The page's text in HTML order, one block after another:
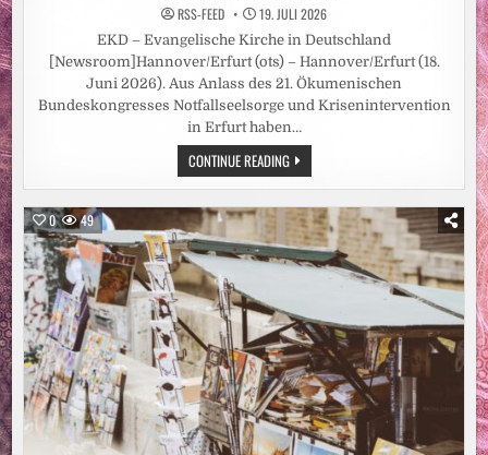
RSS-FEED 19. JULI 2026
EKD – Evangelische Kirche in Deutschland
[Newsroom]Hannover/Erfurt (ots) – Hannover/Erfurt (18.
Juni 2026). Aus Anlass des 21. Ökumenischen
Bundeskongresses Notfallseelsorge und Krisenintervention
in Erfurt haben…
CONTINUE READING32.000
EINSÄTZE
PRO
EVANGELISCHE
UND
KATHOLISCHE
KIRCHE
DANKEN
NOTFALLSEELSORGENDEN
/
ÖKUMENISCHER
BUNDESKONGRESS
IN
ERFURT
BERÄT
ÜBER
RESILIENZ
UND
KRISENBEGLEITUNG
0 49